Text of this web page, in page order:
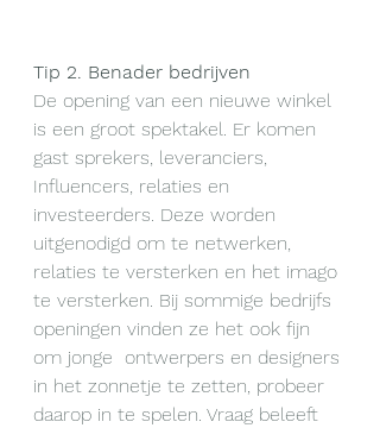
Tip 2. Benader bedrijven
De opening van een nieuwe winkel
is een groot spektakel. Er komen
gast sprekers, leveranciers,
Influencers, relaties en
investeerders. Deze worden
uitgenodigd om te netwerken,
relaties te versterken en het imago
te versterken. Bij sommige bedrijfs
openingen vinden ze het ook fijn
om jonge  ontwerpers en designers
in het zonnetje te zetten, probeer
daarop in te spelen. Vraag beleeft